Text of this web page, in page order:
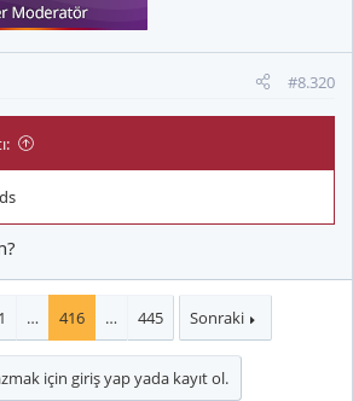
#8.320
1 … 416 … 445 Sonraki
için giriş yap yada kayıt ol.